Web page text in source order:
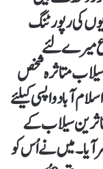
کی رپورٹنگ
میرے لئے
متاثرہ شخص
آباد واپسی کیلئے
سیلاب کے
آیا۔ میں نے اُس کو